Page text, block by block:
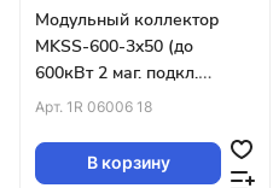
Модульный коллектор
MKSS-600-3x50 (до
600кВт 2 маг. подкл.
Фл.Ду80 3 контура G2″
Арт. 1R 06006 18
В корзину